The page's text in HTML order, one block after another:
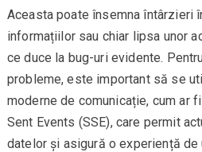
Aceasta poate însemna întârzieri
informațiilor sau chiar lipsa unor
ce duce la bug-uri evidente.
probleme, este important să se
moderne de comunicație, cum ar
Sent Events (SSE), care permit
datelor și asigură o experiență